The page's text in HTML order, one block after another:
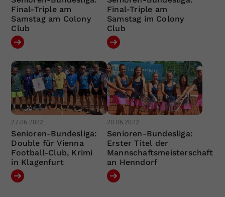
Final-Triple am
Samstag am Colony
Club
Final-Triple am
Samstag im Colony
Club
27.06.2022
Senioren-Bundesliga:
Double für Vienna
Football-Club, Krimi
in Klagenfurt
20.06.2022
Senioren-Bundesliga:
Erster Titel der
Mannschaftsmeisterschaft
an Henndorf